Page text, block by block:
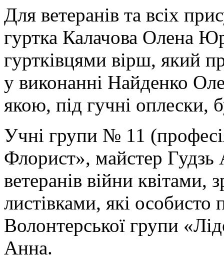
Для ветеранів та всіх
гуртка Калачова Олена
гуртківцями вірш, який
у виконанні Найденко
якою, під гучні оплески,
Учні групи № 11
Флорист», майстер
ветеранів війни квітами,
листівками, які особисто
Волонтерської групи
Анна.